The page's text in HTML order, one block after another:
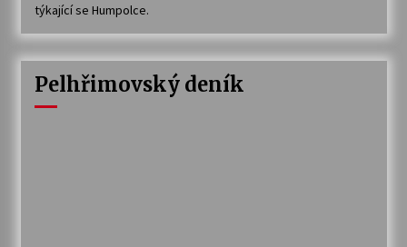
týkající se Humpolce.
Pelhřimovský deník